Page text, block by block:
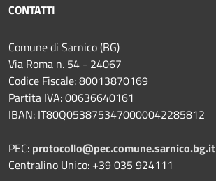
CONTATTI
Comune di Sarnico (BG)
Via Roma n. 54 - 24067
Codice Fiscale: 80013870169
Partita IVA: 00636640161
IBAN: IT80Q0538753470000042285812
PEC: protocollo@pec.comune.sarnico.bg.it
Centralino Unico: +39 035 924111